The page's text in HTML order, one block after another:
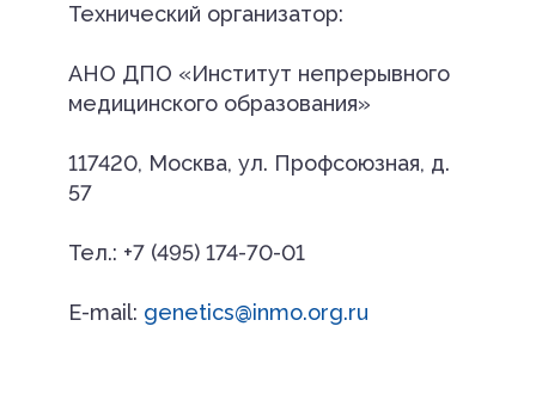
Технический организатор:
АНО ДПО «Институт непрерывного
медицинского образования»
117420, Москва, ул. Профсоюзная, д.
57
Тел.: +7 (495) 174-70-01
Е-mail: genetics@inmo.org.ru